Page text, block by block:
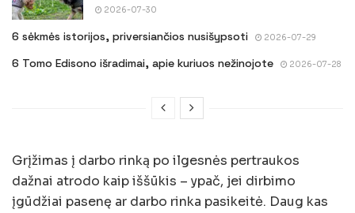
2026-07-30
6 sėkmės istorijos, priversiančios nusišypsoti 2026-07-29
6 Tomo Edisono išradimai, apie kuriuos nežinojote 2026-07-28
Grįžimas į darbo rinką po ilgesnės pertraukos
dažnai atrodo kaip iššūkis – ypač, jei dirbimo
įgūdžiai pasenę ar darbo rinka pasikeitė. Daug kas